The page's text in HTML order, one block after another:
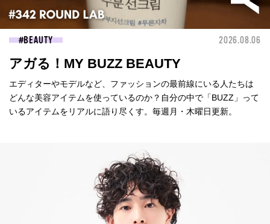
BEAUTY 2026.08.06
アガる！MY BUZZ BEAUTY
エディターやモデルなど、ファッションの最前線にいる人たちは
どんな美容アイテムを使っているのか？自分の中で「BUZZ」って
いるアイテムをリアルに語り尽くす。毎週月・木曜日更新。